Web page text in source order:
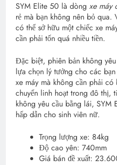
SYM Elite 50 là dòng xe máy
rẻ mà bạn không nên bỏ
có thể sở hữu một chiếc xe
cần phải tốn quá nhiều tiền.
Đặc biệt, phiên bản không
lựa chọn lý tưởng cho các
xe máy mà không cần phải
chuyển linh hoạt trong đô thị,
không yêu cầu bằng lái,
hấp dẫn cho sinh viên nữ.
Trọng lượng xe: 84kg
Độ cao yên: 740mm
Giá bán đề xuất: